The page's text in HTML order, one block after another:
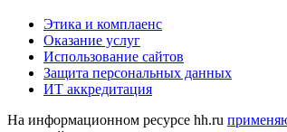
Этика и комплаенс
Оказание услуг
Использование сайтов
Защита персональных данных
ИТ аккредитация
На информационном ресурсе hh.ru